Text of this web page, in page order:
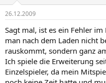
26.12.2009
Sagt mal, ist es ein Fehler im
man nach dem Laden nicht
rauskommt, sondern ganz
Ich spiele die Erweiterung
Einzelspieler, da mein